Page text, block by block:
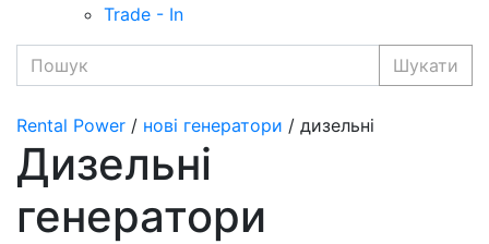
Trade - In
Шукати
Rental Power / нові генератори / дизельні
Дизельні
генератори